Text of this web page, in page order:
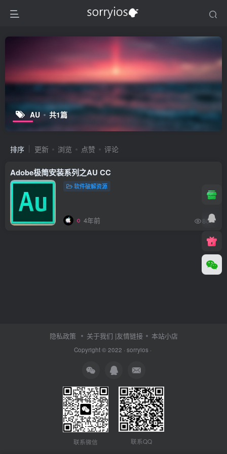
AU 共1篇
排序 更新 浏览 点赞 评论
Adobe极简安装系列之AU CC
软件破解资源
4年前 804
隐私政策 关于我们 |友情链接 本站小店
Copyright © 2022 · sorryios ·
联系微信 联系QQ